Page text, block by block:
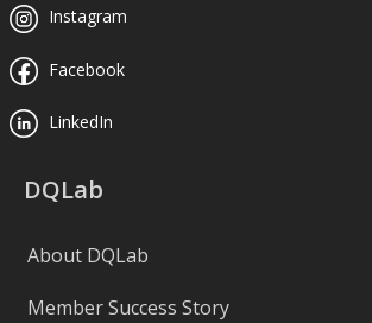
Instagram
Facebook
LinkedIn
DQLab
About DQLab
Member Success Story